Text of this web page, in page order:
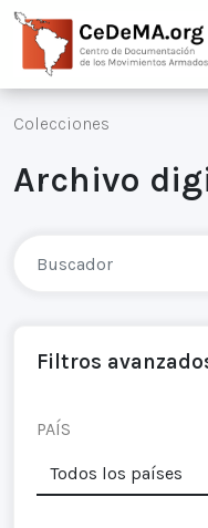
Colecciones
Archivo
Filtros
PAÍS